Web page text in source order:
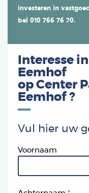
investeren in
bel 010 766 76 70.
Interesse
Eemhof
op Center
Eemhof ?
Vul hier uw
Voornaam